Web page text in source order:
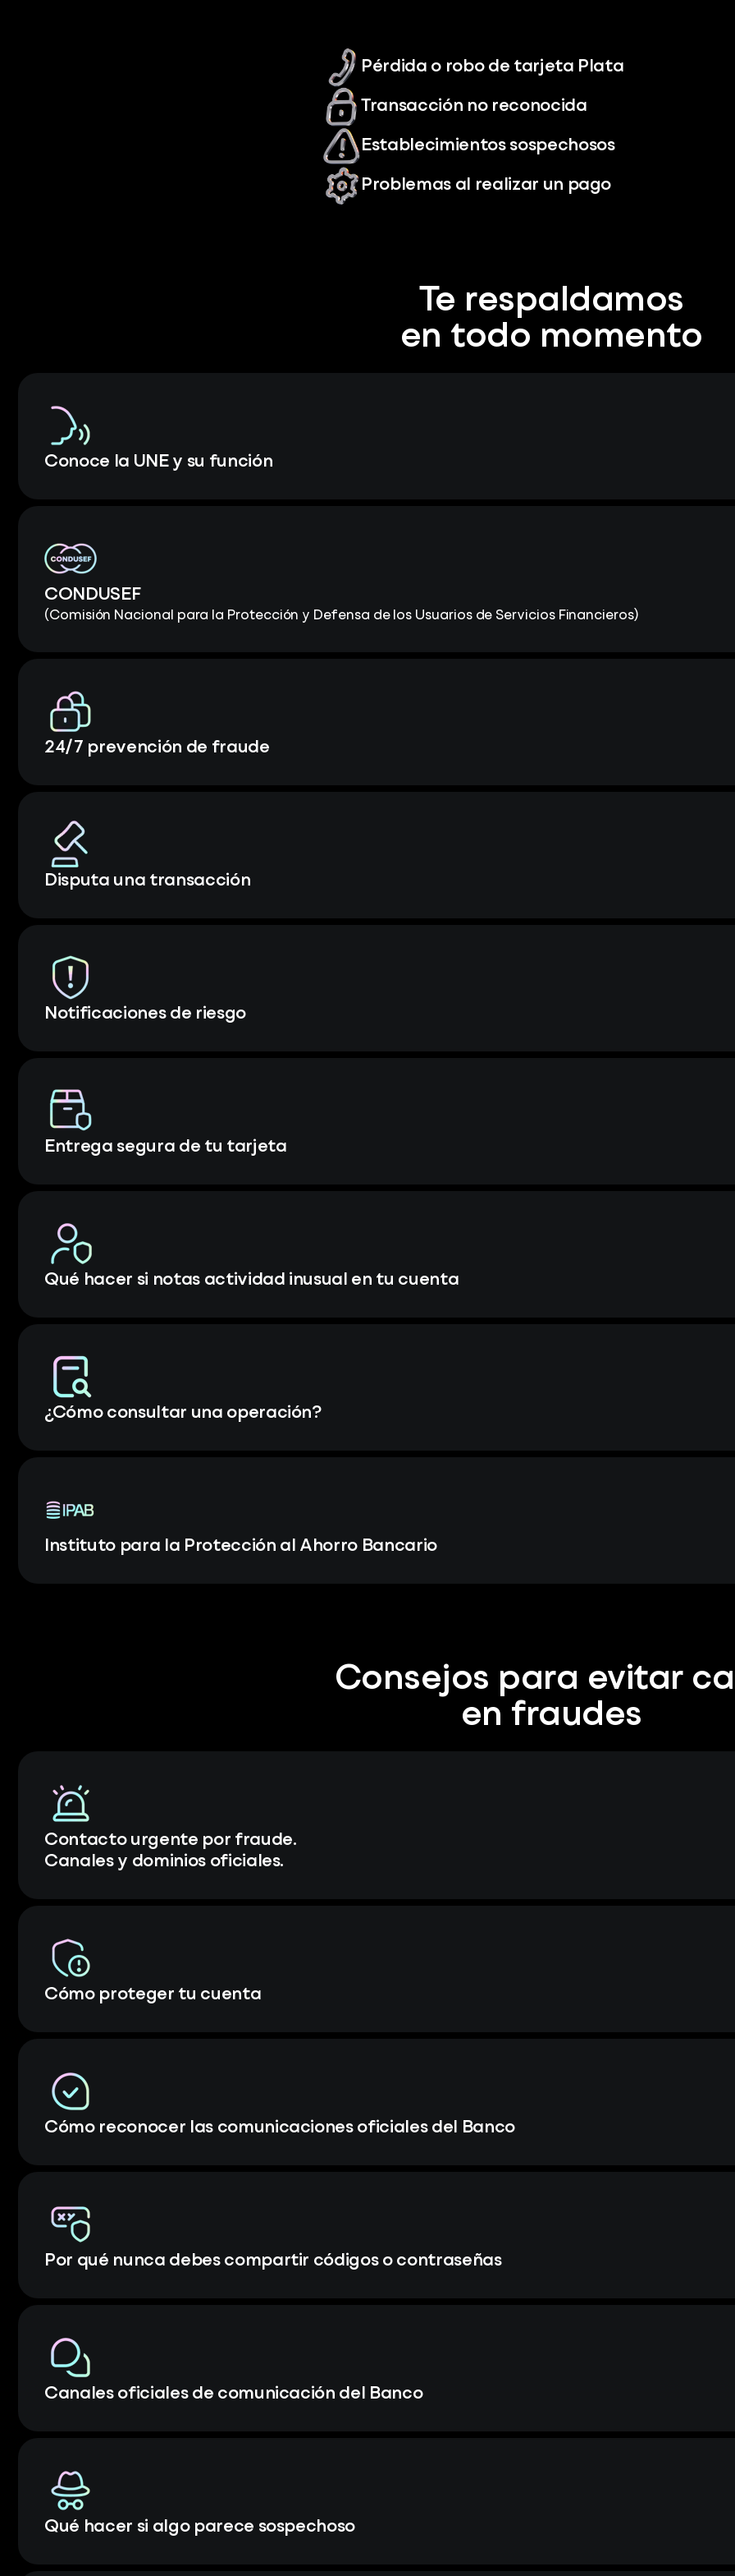
Pérdida o robo de tarjeta Plata
Transacción no reconocida
Establecimientos sospechosos
Problemas al realizar un pago
Te respaldamos
en todo momento
Conoce la UNE y su función
CONDUSEF
(Comisión Nacional para la Protección y Defensa de los Usuarios de Servicios Financieros)
24/7 prevención de fraude
Disputa una transacción
Notificaciones de riesgo
Entrega segura de tu tarjeta
Qué hacer si notas actividad inusual en tu cuenta
¿Cómo consultar una operación?
Instituto para la Protección al Ahorro Bancario
Consejos para evitar
en fraudes
Contacto urgente por fraude.
Canales y dominios oficiales.
Cómo proteger tu cuenta
Cómo reconocer las comunicaciones oficiales del Banco
Por qué nunca debes compartir códigos o contraseñas
Canales oficiales de comunicación del Banco
Qué hacer si algo parece sospechoso